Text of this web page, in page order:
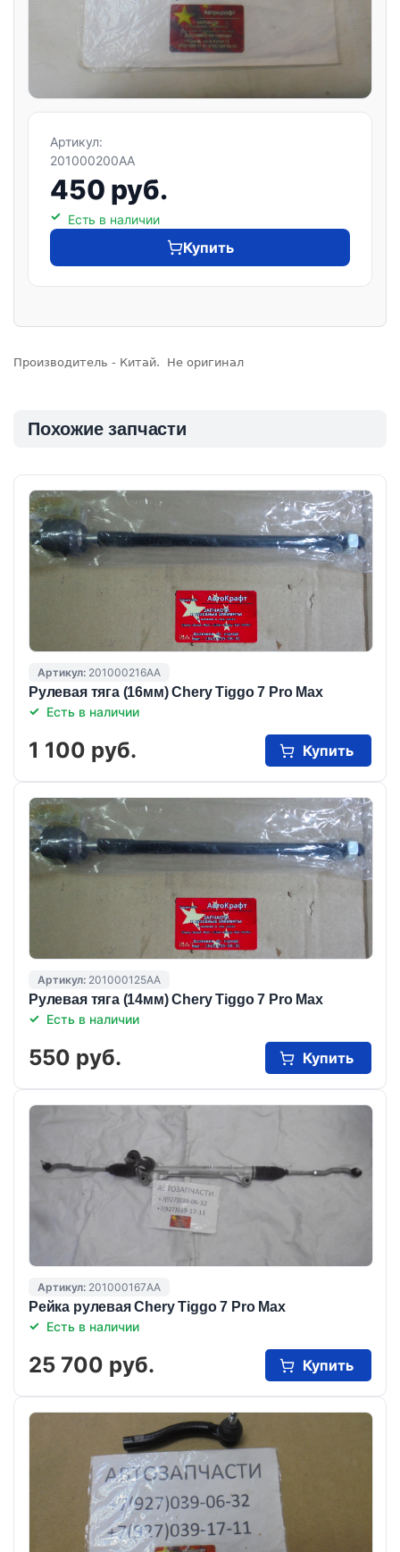
Артикул:
201000200AA
450 руб.
Есть в наличии
Купить
Производитель - Китай. Не оригинал
Похожие запчасти
Артикул: 201000216AA
Рулевая тяга (16мм) Chery Tiggo 7 Pro Max
Есть в наличии
1 100 руб. Купить
Артикул: 201000125AA
Рулевая тяга (14мм) Chery Tiggo 7 Pro Max
Есть в наличии
550 руб. Купить
Артикул: 201000167AA
Рейка рулевая Chery Tiggo 7 Pro Max
Есть в наличии
25 700 руб. Купить